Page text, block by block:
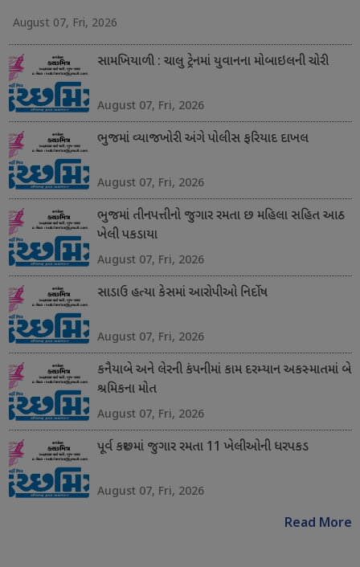
August 07, Fri, 2026
સામખિયાળી : ચાલુ ટ્રેનમાં યુવાનના મોબાઇલની ચોરી
August 07, Fri, 2026
ભુજમાં વ્યાજખોરી અંગે પોલીસ ફરિયાદ દાખલ
August 07, Fri, 2026
ભુજમાં તીનપત્તીનો જુગાર રમતા છ મહિલા સહિત આઠ
ખેલી પકડાયા
August 07, Fri, 2026
સાડાઉ હત્યા કેસમાં આરોપીઓ નિર્દોષ
August 07, Fri, 2026
કનૈયાબે અને લેરની કંપનીમાં કામ દરમ્યાન અકસ્માતમાં બે
શ્રમિકના મોત
August 07, Fri, 2026
પૂર્વ કચ્છમાં જુગાર રમતા 11 ખેલીઓની ધરપકડ
August 07, Fri, 2026
Read More